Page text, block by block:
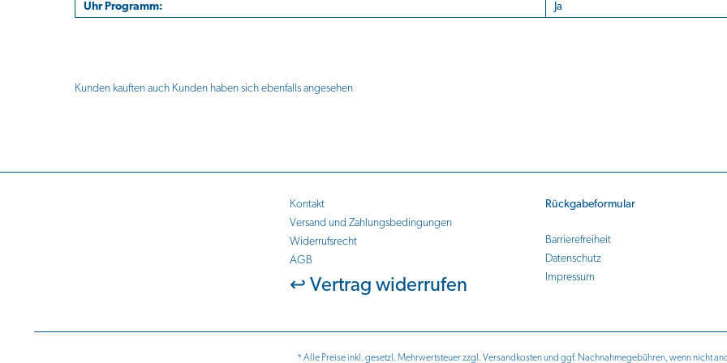
Uhr Programm:
Ja
Kunden kauften auch Kunden haben sich ebenfalls angesehen
Kontakt
Versand und Zahlungsbedingungen
Widerrufsrecht
AGB
↩ Vertrag widerrufen
Rückgabeformular
Barrierefreiheit
Datenschutz
Impressum
* Alle Preise inkl. gesetzl. Mehrwertsteuer zzgl.Versandkostenund ggf. Nachnahmegebühren, wenn nicht